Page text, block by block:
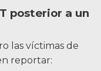
posterior a un
las víctimas de
reportar: